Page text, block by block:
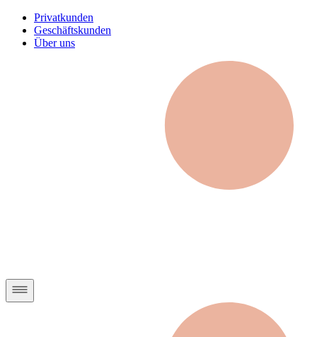
Privatkunden
Geschäftskunden
Über uns